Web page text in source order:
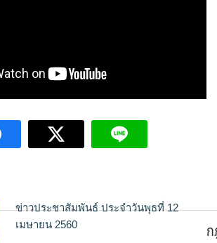
ข่าวประชาสัมพันธ์ ประจำวันพุธที่ 12
เมษายน 2560